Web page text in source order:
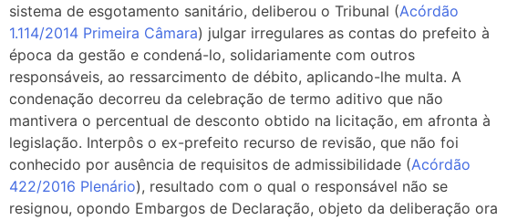
sistema de esgotamento sanitário, deliberou o Tribunal (Acórdão
1.114/2014 Primeira Câmara) julgar irregulares as contas do prefeito à
época da gestão e condená-lo, solidariamente com outros
responsáveis, ao ressarcimento de débito, aplicando-lhe multa. A
condenação decorreu da celebração de termo aditivo que não
mantivera o percentual de desconto obtido na licitação, em afronta à
legislação. Interpôs o ex-prefeito recurso de revisão, que não foi
conhecido por ausência de requisitos de admissibilidade (Acórdão
422/2016 Plenário), resultado com o qual o responsável não se
resignou, opondo Embargos de Declaração, objeto da deliberação ora